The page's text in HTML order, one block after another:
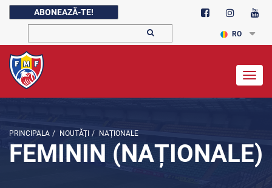
ABONEAZĂ-TE!
RO
PRINCIPALA / NOUTĂŢI / NAȚIONALE
FEMININ (NAȚIONALE)